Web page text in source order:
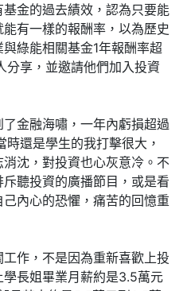
金的過去績效，認為只要能
有一樣的報酬率，以為歷史
綠能相關基金1年報酬率超
享，並邀請他們加入投資
金融海嘯，一年內虧損超過
還是學生的我打擊很大，
沈，對投資也心灰意冷。不
聽投資的廣播節目，或是看
內心的恐懼，痛苦的回憶重
作，不是因為重新喜歡上投
長姐畢業月薪約是3.5萬元